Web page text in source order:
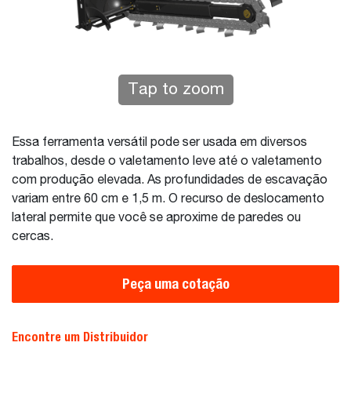
Tap to zoom
Essa ferramenta versátil pode ser usada em diversos
trabalhos, desde o valetamento leve até o valetamento
com produção elevada. As profundidades de escavação
variam entre 60 cm e 1,5 m. O recurso de deslocamento
lateral permite que você se aproxime de paredes ou
cercas.
Peça uma cotação
Encontre um Distribuidor